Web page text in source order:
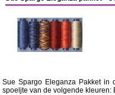
Sue Spargo Eleganza Pakket in
spoeljte van de volgende kleuren: